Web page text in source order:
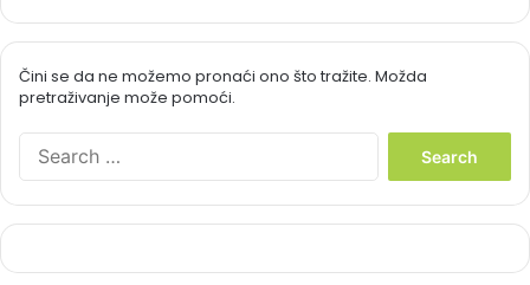
Čini se da ne možemo pronaći ono što tražite. Možda
pretraživanje može pomoći.
h